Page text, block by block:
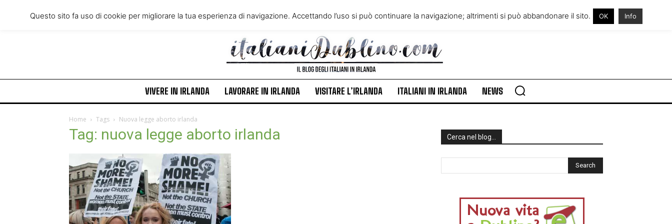
Friday, August 7, 2026 VIVERE IN IRLANDA
VISITARE L’IRLANDA
ITALIANI IN IRLANDA
NEWS
VIVERE IN IRLANDA LAVORARE IN IRLANDA VISITARE L’IRLANDA ITALIANI IN IRLANDA NEWS
Home Tags Nuova legge aborto irlanda
Tag: nuova legge aborto irlanda Cerca nel blog…
Questo sito fa uso di cookie per migliorare la tua esperienza di navigazione. Accettando l’uso si può continuare la navigazione; altrimenti si può abbandonare il sito. OK Info